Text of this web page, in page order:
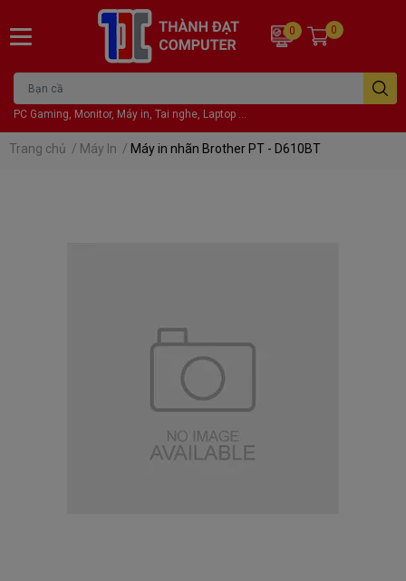
PC Gaming, Monitor, Máy in, Tai nghe, Laptop ...
0 0
Trang chủ / Máy In / Máy in nhãn Brother PT - D610BT